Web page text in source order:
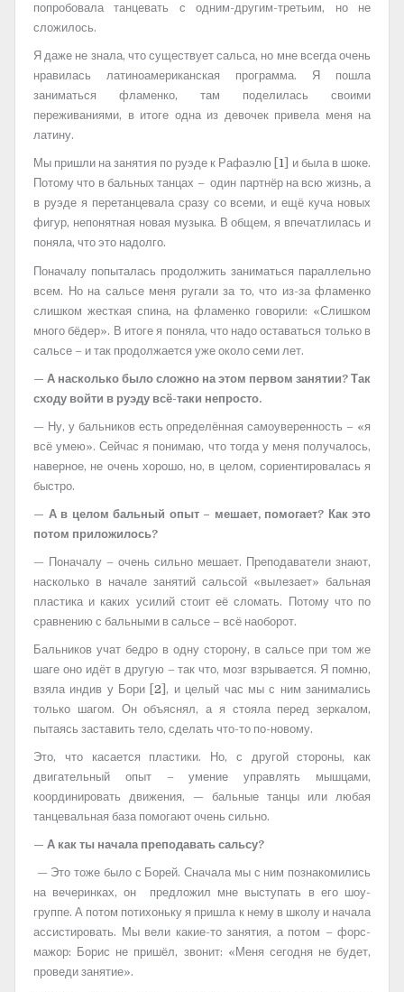
попробовала танцевать с одним-другим-третьим, но не
сложилось.
Я даже не знала, что существует сальса, но мне всегда очень
нравилась латиноамериканская программа. Я пошла
заниматься фламенко, там поделилась своими
переживаниями, в итоге одна из девочек привела меня на
латину.
Мы пришли на занятия по руэде к Рафаэлю [ 1 ] и была в шоке.
Потому что в бальных танцах – один партнёр на всю жизнь, а
в руэде я перетанцевала сразу со всеми, и ещё куча новых
фигур, непонятная новая музыка. В общем, я впечатлилась и
поняла, что это надолго.
Поначалу попыталась продолжить заниматься параллельно
всем. Но на сальсе меня ругали за то, что из-за фламенко
слишком жесткая спина, на фламенко говорили: «Слишком
много бёдер». В итоге я поняла, что надо оставаться только в
сальсе – и так продолжается уже около семи лет.
— А насколько было сложно на этом первом занятии? Так
сходу войти в руэду всё-таки непросто.
— Ну, у бальников есть определённая самоуверенность – «я
всё умею». Сейчас я понимаю, что тогда у меня получалось,
наверное, не очень хорошо, но, в целом, сориентировалась я
быстро.
— А в целом бальный опыт – мешает, помогает? Как это
потом приложилось?
— Поначалу – очень сильно мешает. Преподаватели знают,
насколько в начале занятий сальсой «вылезает» бальная
пластика и каких усилий стоит её сломать. Потому что по
сравнению с бальными в сальсе – всё наоборот.
Бальников учат бедро в одну сторону, в сальсе при том же
шаге оно идёт в другую – так что, мозг взрывается. Я помню,
взяла индив у Бори [2 ], и целый час мы с ним занимались
только шагом. Он объяснял, а я стояла перед зеркалом,
пытаясь заставить тело, сделать что-то по-новому.
Это, что касается пластики. Но, с другой стороны, как
двигательный опыт – умение управлять мышцами,
координировать движения, — бальные танцы или любая
танцевальная база помогают очень сильно.
— А как ты начала преподавать сальсу?
— Это тоже было с Борей. Сначала мы с ним познакомились
на вечеринках, он предложил мне выступать в его шоу-
группе. А потом потихоньку я пришла к нему в школу и начала
ассистировать. Мы вели какие-то занятия, а потом – форс-
мажор: Борис не пришёл, звонит: «Меня сегодня не будет,
проведи занятие».